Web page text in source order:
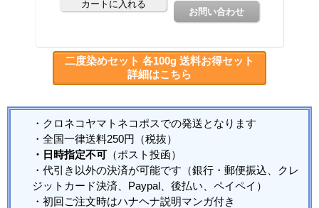
二度染めセット 各100g 送料お得セット
詳細はこちら
・クロネコヤマトネコポスでの発送となります
・全国一律送料250円（税抜）
・日時指定不可 （ポスト投函）
・代引き以外の決済が可能です（銀行・郵便振込、クレ
ジットカード決済、Paypal、後払い、ペイペイ）
・初回ご注文時はハナヘナ説明マンガ付き